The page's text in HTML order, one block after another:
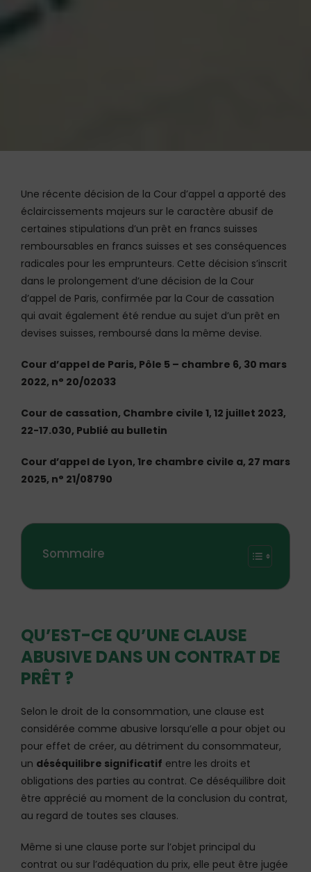
Une récente décision de la Cour d’appel a apporté des
éclaircissements majeurs sur le caractère abusif de
certaines stipulations d’un prêt en francs suisses
remboursables en francs suisses et ses conséquences
radicales pour les emprunteurs. Cette décision s’inscrit
dans le prolongement d’une décision de la Cour
d’appel de Paris, confirmée par la Cour de cassation
qui avait également été rendue au sujet d’un prêt en
devises suisses, remboursé dans la même devise.
Cour d’appel de Paris, Pôle 5 – chambre 6, 30 mars
2022, n° 20/02033
Cour de cassation, Chambre civile 1, 12 juillet 2023,
22-17.030, Publié au bulletin
Cour d’appel de Lyon, 1re chambre civile a, 27 mars
2025, n° 21/08790
Sommaire
QU’EST-CE QU’UNE CLAUSE
ABUSIVE DANS UN CONTRAT DE
PRÊT ?
Selon le droit de la consommation, une clause est
considérée comme abusive lorsqu’elle a pour objet ou
pour effet de créer, au détriment du consommateur,
un déséquilibre significatif entre les droits et
obligations des parties au contrat. Ce déséquilibre doit
être apprécié au moment de la conclusion du contrat,
au regard de toutes ses clauses.
Même si une clause porte sur l’objet principal du
contrat ou sur l’adéquation du prix, elle peut être jugée